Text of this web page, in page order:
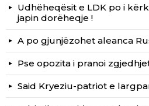
Udhëheqësit e LDK po i
japin dorëheqje !
A po gjunjëzohet aleanca
Pse opozita i pranoi
Said Kryeziu-patriot e